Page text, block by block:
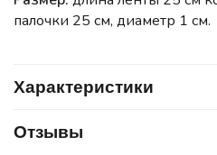
палочки 25 см, диаметр 1 см.
Характеристики
Отзывы